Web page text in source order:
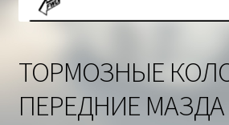
ТОРМОЗНЫЕ
ПЕРЕДНИЕ МАЗДА